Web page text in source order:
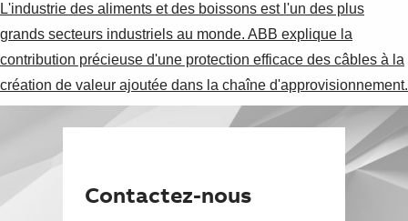
L'industrie des aliments et des boissons est l'un des plus
grands secteurs industriels au monde. ABB explique la
contribution précieuse d'une protection efficace des câbles à la
création de valeur ajoutée dans la chaîne d'approvisionnement.
Contactez-nous